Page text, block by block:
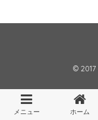
© 2017